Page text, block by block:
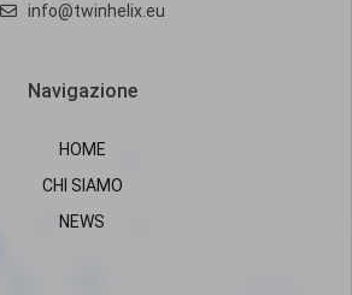
info@twinhelix.eu
Navigazione
HOME
CHI SIAMO
NEWS